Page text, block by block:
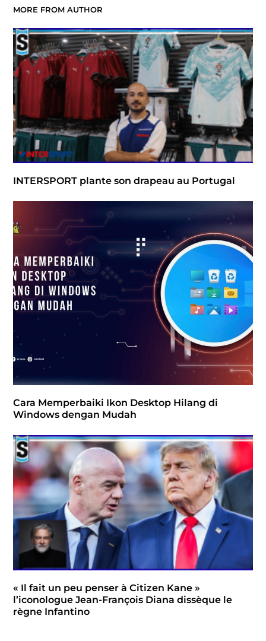
MORE FROM AUTHOR
INTERSPORT plante son drapeau au Portugal
Cara Memperbaiki Ikon Desktop Hilang di
Windows dengan Mudah
« Il fait un peu penser à Citizen Kane »
l’iconologue Jean-François Diana dissèque le
règne Infantino